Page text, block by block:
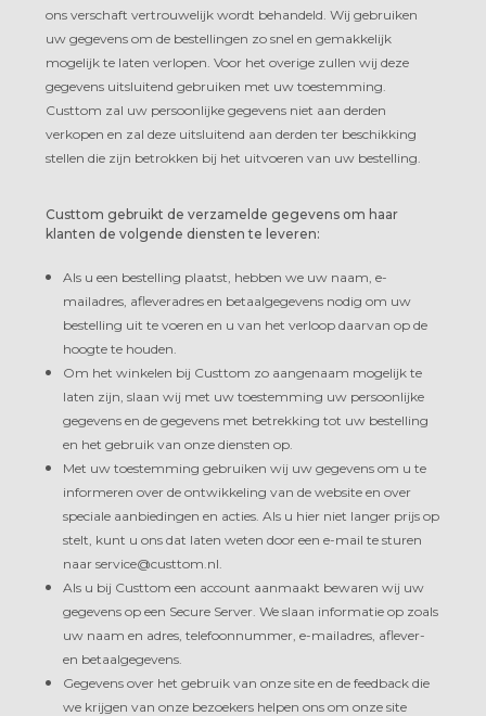
ons verschaft vertrouwelijk wordt behandeld. Wij gebruiken
uw gegevens om de bestellingen zo snel en gemakkelijk
mogelijk te laten verlopen. Voor het overige zullen wij deze
gegevens uitsluitend gebruiken met uw toestemming.
Custtom zal uw persoonlijke gegevens niet aan derden
verkopen en zal deze uitsluitend aan derden ter beschikking
stellen die zijn betrokken bij het uitvoeren van uw bestelling.
Custtom gebruikt de verzamelde gegevens om haar
klanten de volgende diensten te leveren:
Als u een bestelling plaatst, hebben we uw naam, e-
mailadres, afleveradres en betaalgegevens nodig om uw
bestelling uit te voeren en u van het verloop daarvan op de
hoogte te houden.
Om het winkelen bij Custtom zo aangenaam mogelijk te
laten zijn, slaan wij met uw toestemming uw persoonlijke
gegevens en de gegevens met betrekking tot uw bestelling
en het gebruik van onze diensten op.
Met uw toestemming gebruiken wij uw gegevens om u te
informeren over de ontwikkeling van de website en over
speciale aanbiedingen en acties. Als u hier niet langer prijs op
stelt, kunt u ons dat laten weten door een e-mail te sturen
naar service@custtom.nl.
Als u bij Custtom een account aanmaakt bewaren wij uw
gegevens op een Secure Server. We slaan informatie op zoals
uw naam en adres, telefoonnummer, e-mailadres, aflever-
en betaalgegevens.
Gegevens over het gebruik van onze site en de feedback die
we krijgen van onze bezoekers helpen ons om onze site